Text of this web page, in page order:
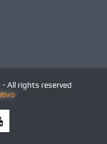
All rights reserved